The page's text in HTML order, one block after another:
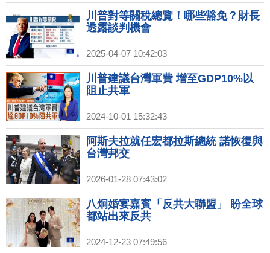
川普對等關稅總覽！哪些豁免？財長
透露談判機會
2025-04-07 10:42:03
川普建議台灣軍費 增至GDP10%以
阻止共軍
2024-10-01 15:32:43
阿斯夫拉就任宏都拉斯總統 諾恢復與
台灣邦交
2026-01-28 07:43:02
八炯婚宴嘉賓「反共大聯盟」 盼全球
都站出來反共
2024-12-23 07:49:56